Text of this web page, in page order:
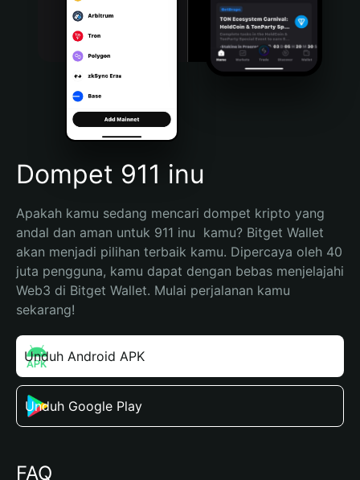
Bahasa Indonesia
Português (Brasil)
Español (Argentina)
Dompet 911 inu
Apakah kamu sedang mencari dompet kripto yang
andal dan aman untuk 911 inu  kamu? Bitget Wallet
akan menjadi pilihan terbaik kamu. Dipercaya oleh 40
juta pengguna, kamu dapat dengan bebas menjelajahi
Web3 di Bitget Wallet. Mulai perjalanan kamu
sekarang!
Unduh Android APK
Unduh Google Play
FAQ